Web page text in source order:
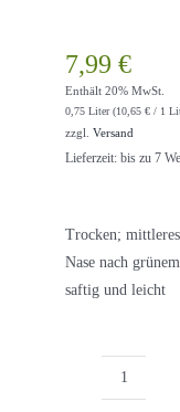
7,99€
Enthält 20% MwSt.
0,75 Liter (10,65€ / 1
zzgl.Versand
Lieferzeit: bis zu 7
Trocken;
Nase nach
saftig und leicht